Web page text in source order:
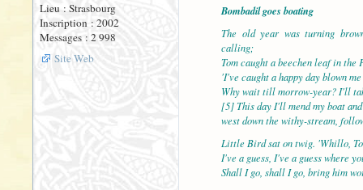
Lieu : Strasbourg
Inscription : 2002
Messages : 2 998
Site Web
Bombadil goes boating
The old year was turning
calling;
Tom caught a beechen leaf in the
'I've caught a happy day blown
Why wait till morrow-year? I'll
[5] This day I'll mend my boat
west down the withy-stream,
Little Bird sat on twig. 'Whillo,
I've a guess, I've a guess where
Shall I go, shall I go, bring him